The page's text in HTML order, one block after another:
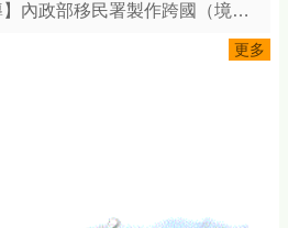
部移民署製作跨國（境）婚姻媒合宣導短片
更多